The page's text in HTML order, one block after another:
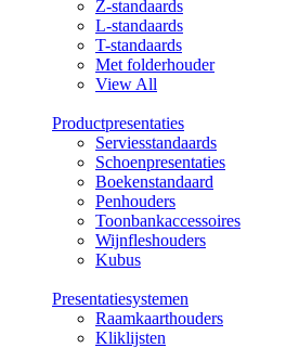
Z-standaards
L-standaards
T-standaards
Met folderhouder
View All
Productpresentaties
Serviesstandaards
Schoenpresentaties
Boekenstandaard
Penhouders
Toonbankaccessoires
Wijnfleshouders
Kubus
Presentatiesystemen
Raamkaarthouders
Kliklijsten